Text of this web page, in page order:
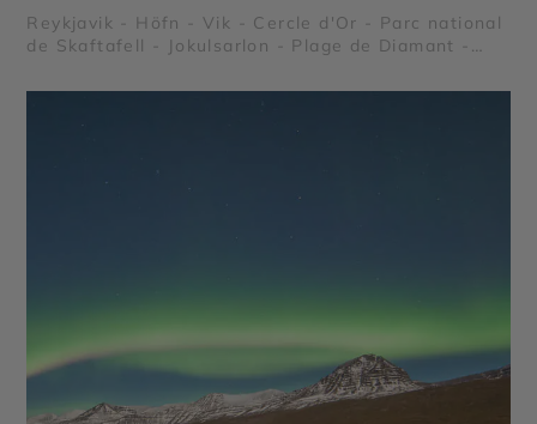
Reykjavik - Höfn - Vik - Cercle d'Or - Parc national
de Skaftafell - Jokulsarlon - Plage de Diamant -
Reynisfjara